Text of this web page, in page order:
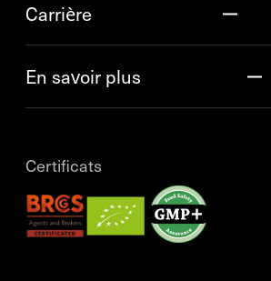
Carrière
En savoir plus
Certificats